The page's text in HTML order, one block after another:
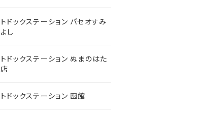
トドックステーション パセオすみ
よし
トドックステーション ぬまのはた
店
トドックステーション 函館